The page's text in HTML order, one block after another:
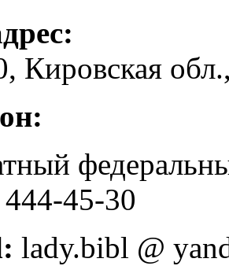
Кировская
45-30
lady.bibl @